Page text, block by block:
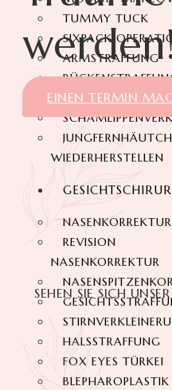
TUMMY TUCK
SIXPACK
ARMSTRAFFUNG
WIEDERHERSTELLEN
NASENKORREKTUR
REVISION
NASENKORREKTUR
HALSSTRAFFUNG
FOX EYES TÜRKEI
BLEPHAROPLASTIK
EINEN TERMIN
SEHEN SIE SICH